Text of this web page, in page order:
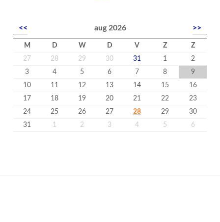
<< aug 2026 >>
M D W D V Z
Z
27
28 29 30 31 1
2
3
4 5 6 7 8
9
10
11 12 13 14 15
16
17
18 19 20 21 22
23
24
25 26 27 28 29
30
31
1 2 3 4 5 6